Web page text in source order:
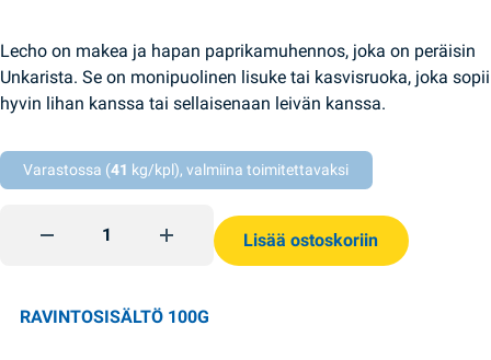
Lecho on makea ja hapan paprikamuhennos, joka on peräisin
Unkarista. Se on monipuolinen lisuke tai kasvisruoka, joka sopii
hyvin lihan kanssa tai sellaisenaan leivän kanssa.
Varastossa (41 kg/kpl), valmiina toimitettavaksi
Lecho tomaattikastikkeessa 450g Nizhyn quantity
Lisää ostoskoriin
RAVINTOSISÄLTÖ 100G